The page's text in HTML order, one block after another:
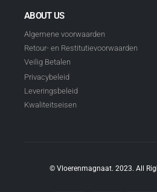
ABOUT US
Algemene voorwaarden
Retour- en Restitutievoorwaarden
Veilig Betalen
Privacybeleid
Leveringsbeleid
Kwaliteitseisen
© Vloerenmagnaat. 2023. All